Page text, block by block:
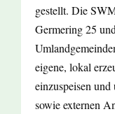
gestellt. Die
Germering 25
eigene, lokal
einzuspeisen
sowie externen